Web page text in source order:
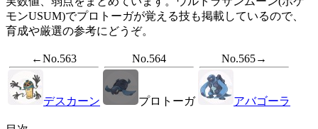
モンUSUM)でプロトーガが覚える技も掲載しているので、
育成や厳選の参考にどうぞ。
←No.563
デスカーン
No.564
プロトーガ
No.565→
アバゴーラ